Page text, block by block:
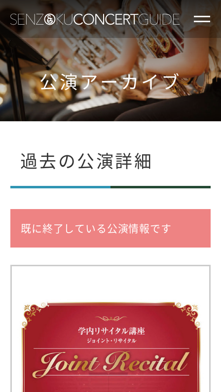
公演アーカイブ
過去の公演詳細
既に終了している公演情報です